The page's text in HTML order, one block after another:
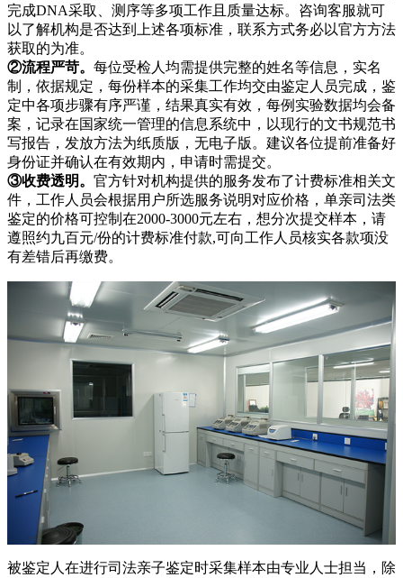
完成DNA采取、测序等多项工作且质量达标。咨询客服就可
以了解机构是否达到上述各项标准，联系方式务必以官方方法
获取的为准。
②流程严苛。 每位受检人均需提供完整的姓名等信息，实名
制，依据规定，每份样本的采集工作均交由鉴定人员完成，鉴
定中各项步骤有序严谨，结果真实有效，每例实验数据均会备
案，记录在国家统一管理的信息系统中，以现行的文书规范书
写报告，发放方法为纸质版，无电子版。建议各位提前准备好
身份证并确认在有效期内，申请时需提交。
③收费透明。 官方针对机构提供的服务发布了计费标准相关文
件，工作人员会根据用户所选服务说明对应价格，单亲司法类
鉴定的价格可控制在2000-3000元左右，想分次提交样本，请
遵照约九百元/份的计费标准付款,可向工作人员核实各款项没
有差错后再缴费。
被鉴定人在进行司法亲子鉴定时采集样本由专业人士担当，除